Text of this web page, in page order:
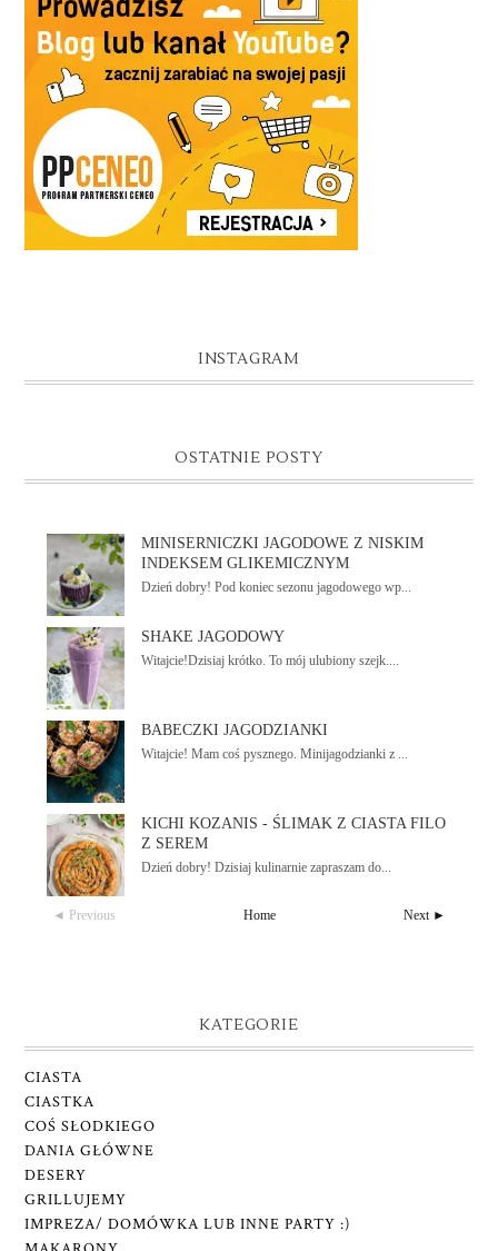
INSTAGRAM
OSTATNIE POSTY
MINISERNICZKI JAGODOWE Z NISKIM
INDEKSEM GLIKEMICZNYM
Dzień dobry! Pod koniec sezonu jagodowego wp...
SHAKE JAGODOWY
Witajcie!Dzisiaj krótko. To mój ulubiony szejk....
BABECZKI JAGODZIANKI
Witajcie! Mam coś pysznego. Minijagodzianki z ...
KICHI KOZANIS - ŚLIMAK Z CIASTA FILO
Z SEREM
Dzień dobry! Dzisiaj kulinarnie zapraszam do...
◄ Previous Next ►
Home
KATEGORIE
CIASTA
CIASTKA
COŚ SŁODKIEGO
DANIA GŁÓWNE
DESERY
GRILLUJEMY
IMPREZA/ DOMÓWKA LUB INNE PARTY :)